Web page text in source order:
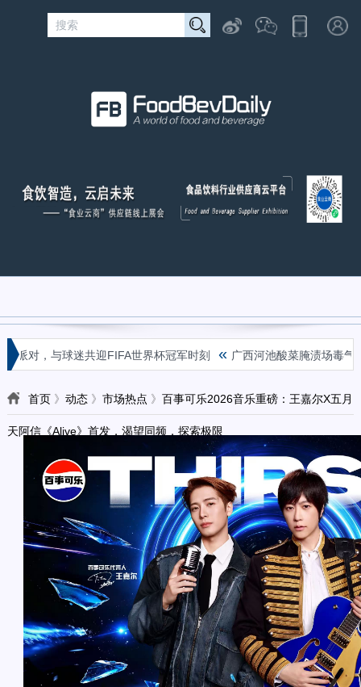
对，与球迷共迎FIFA世界杯冠军时刻 « 广西河池酸菜腌渍场毒气致
首页》 动态》 市场热点 》 百事可乐2026音乐重磅：王嘉尔X五月
天阿信《Alive》首发，渴望同频，探索极限